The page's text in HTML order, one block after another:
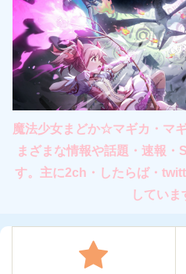
魔法少女まどか☆マギカ・マ
まざまな情報や話題・速報
す。主に2ch・したらば・
していま